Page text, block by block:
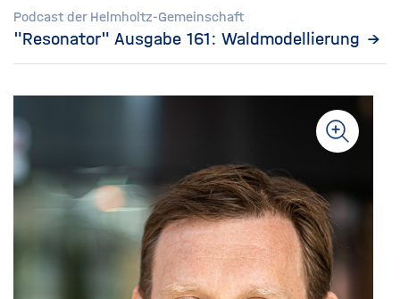
Podcast der Helmholtz-Gemeinschaft
"Resonator" Ausgabe 161: Waldmodellierung